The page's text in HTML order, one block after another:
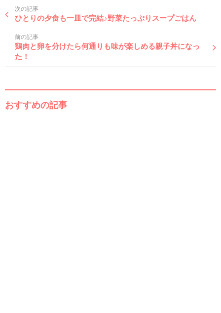
次の記事
ひとりの夕食も一皿で完結♪野菜たっぷりスープごはん
前の記事
鶏肉と卵を分けたら何通りも味が楽しめる親子丼になっ
た！
おすすめの記事